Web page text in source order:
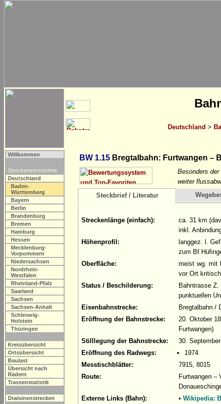
Deutschland >
Willkommen
Streckenverzeichnis
Deutschland
Baden-
Württemberg
Bayern
Berlin
Brandenburg
Bremen
Hamburg
Hessen
Mecklenburg-
Vorpommern
Niedersachsen
Nordrhein-
Westfalen
Rheinland-Pfalz
Saarland
Sachsen
Sachsen-Anhalt
Schleswig-
Holstein
Thüringen
Kreisübersicht
Ortsübersicht
Baulast
Übersicht nach
Rädern
Trassenstatistik
Draisinenstrecken
BW 1.15 Bregtalbahn: Furtwangen –
Besonders
weiter
Steckbrief / Literatur
Streckenlänge (einfach):
ca. 31 km
inkl.
Höhenprofil:
langgez. l.
zum Bf
Oberfläche:
meist wg. mit
vor Ort
Status / Beschilderung:
Bahntrasse
punktuellen
Eisenbahnstrecke:
Bregtalbahn /
Eröffnung der Bahnstrecke:
20. Oktober
Furtwangen)
Stilllegung der Bahnstrecke:
30.
Eröffnung des Radwegs:
1974
Messtischblätter:
7915, 8015
Route:
Furtwangen –
Externe Links (Bahn):
• Wikipedia: